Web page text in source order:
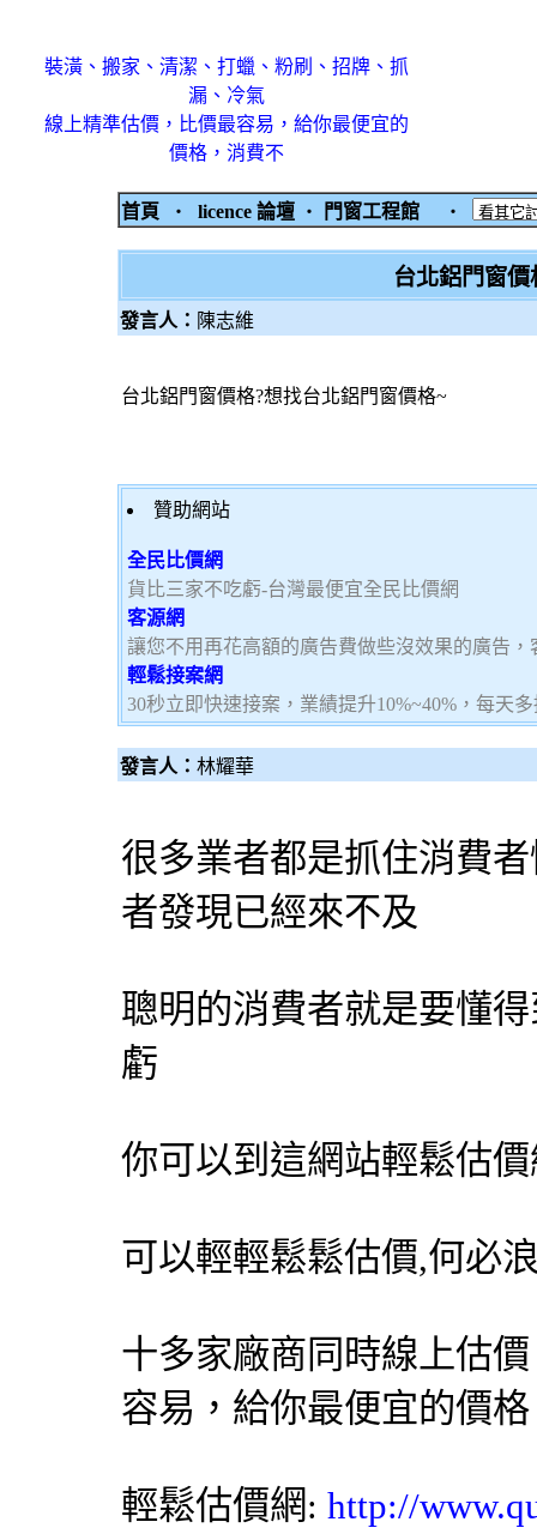
裝潢、搬家、清潔、打蠟、粉刷、招牌、抓
漏、冷氣
線上精準估價，比價最容易，給你最便宜的
價格，消費不
首頁 ‧ licence 論壇 ‧ 門窗工程館 ‧
台北鋁門窗
發言人： 陳志維
台北鋁門窗價格?想找台北鋁門窗價格~
贊助網站
全民比價網
貨比三家不吃虧-台灣最便宜全民比價網
客源網
讓您不用再花高額的廣告費做些沒效果的廣告
輕鬆接案網
30秒立即快速接案，業績提升10%~40%，每天
發言人： 林耀華
很多業者都是抓住消費
者發現已經來不及
聰明的消費者就是要懂
虧
你可以到這網站輕鬆估
可以輕輕鬆鬆估價,何必
十多家廠商同時線上估
容易，給你最便宜的價
輕鬆估價網: http://